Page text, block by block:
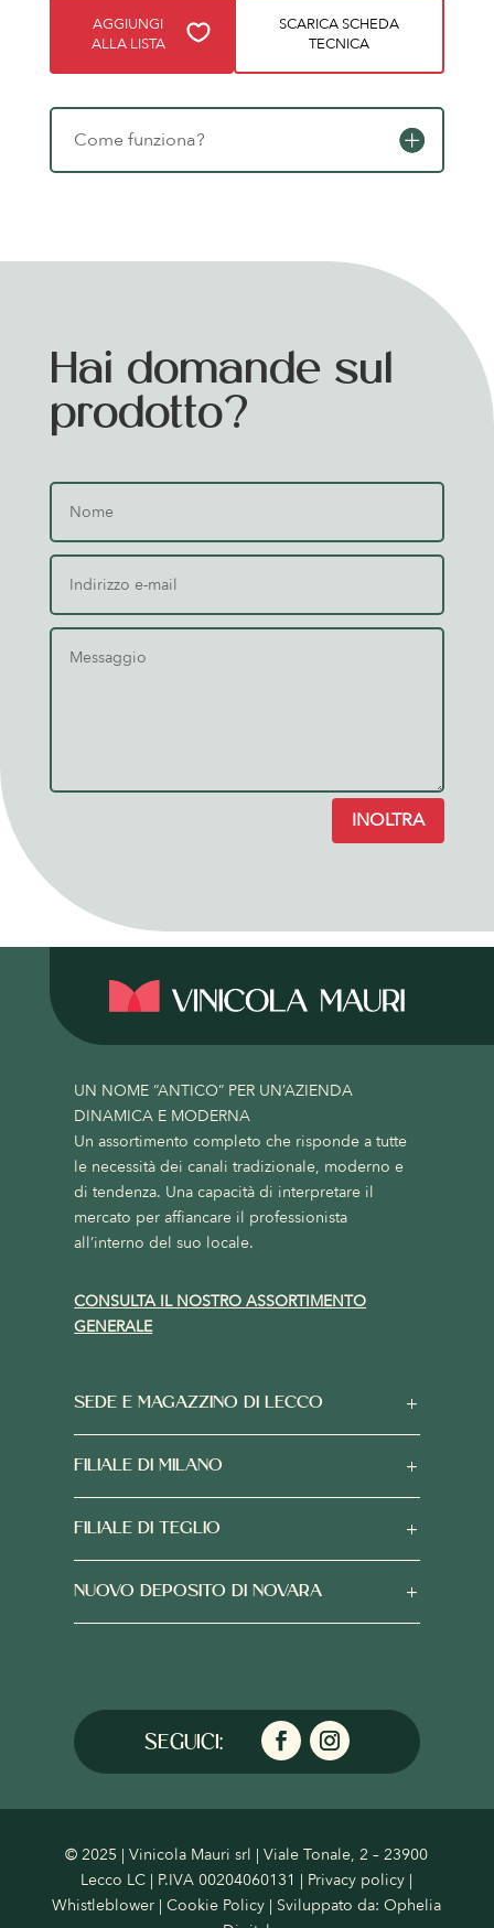
AGGIUNGI
ALLA LISTA
SCARICA SCHEDA
TECNICA
Come funziona?
Hai domande sul
prodotto?
INOLTRA
UN NOME “ANTICO” PER UN’AZIENDA
DINAMICA E MODERNA
Un assortimento completo che risponde a tutte
le necessità dei canali tradizionale, moderno e
di tendenza. Una capacità di interpretare il
mercato per affiancare il professionista
all’interno del suo locale.
CONSULTA IL NOSTRO ASSORTIMENTO
GENERALE
SEDE E MAGAZZINO DI LECCO
FILIALE DI MILANO
FILIALE DI TEGLIO
NUOVO DEPOSITO DI NOVARA
© 2025 | Vinicola Mauri srl | Viale Tonale, 2 – 23900
Lecco LC | P.IVA 00204060131 | Privacy policy |
Whistleblower |Cookie Policy | Sviluppato da:Ophelia